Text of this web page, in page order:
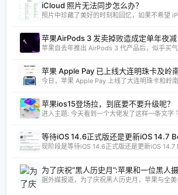
iCloud 照片无法同步怎么办？
照片中珍藏了美好的时刻和回忆，如果不希望
苹果自去年推出 AirPods 3 代产品后，似乎买
苹果 Apple Pay 已上线大连明珠卡及岭
今日，苹果 Apple Pay 上线了大连明珠卡和岭
苹果ios15登场拉，到底要不要升级呢？
进入主题: 今天看到一个大佬发了这样一条文字
现阶段是等待iOS 14.6正式版还是更新iOS 14.7
据外媒报道，为了庆祝黑人历史月，苹果与全